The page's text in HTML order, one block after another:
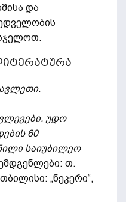
და
.
. უდო
60
საიუბილეო
თ.
„ნეკერი“,